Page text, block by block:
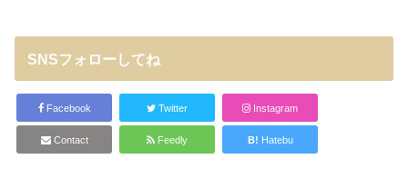
SNSフォローしてね
Facebook Twitter Instagram
Contact Feedly B! Hatebu